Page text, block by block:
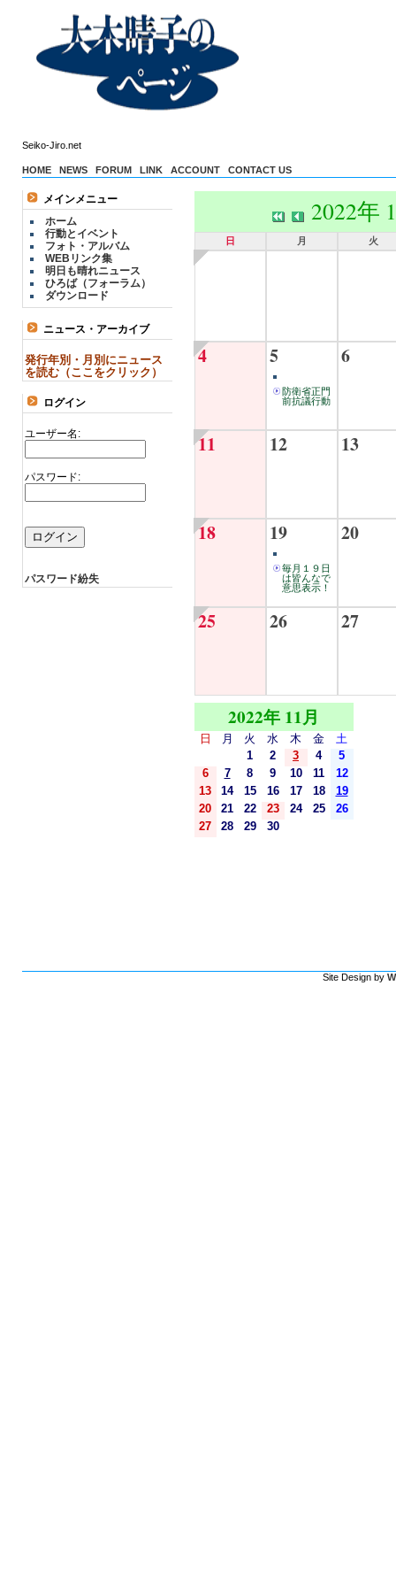
Seiko-Jiro.net
HOME NEWS FORUM LINK ACCOUNT CONTACT US
メインメニュー
ホーム
行動とイベント
フォト・アルバム
WEBリンク集
明日も晴れニュース
ひろば（フォーラム）
ダウンロード
ニュース・アーカイブ
発行年別・月別にニュース
を読む（ここをクリック）
ログイン
ユーザー名:
パスワード:
パスワード紛失
2022年
日 月 火
4 5
防衛省正門
前抗議行動
6
11 12 13
18 19
毎月１９日
は皆んなで
意思表示！
20
25 26 27
2022年 11月
日 月 火 水 木 金
土
1
2 3 4
5
6
7 8 9 10 11
12
13
14 15 16 17 18
19
20
21 22 23 24 25
26
27
28 29 30
Site Design by